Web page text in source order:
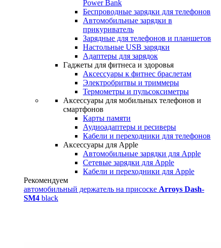
Power Bank
Беспроводные зарядки для телефонов
Автомобильные зарядки в
прикуриватель
Зарядные для телефонов и планшетов
Настольные USB зарядки
Адаптеры для зарядок
Гаджеты для фитнеса и здоровья
Аксессуары к фитнес браслетам
Электробритвы и триммеры
Термометры и пульсоксиметры
Аксессуары для мобильных телефонов и
смартфонов
Карты памяти
Аудиоадаптеры и ресиверы
Кабели и переходники для телефонов
Аксессуары для Apple
Автомобильные зарядки для Apple
Сетевые зарядки для Apple
Кабели и переходники для Apple
Рекомендуем
автомобильный держатель на присоске Arroys Dash-
SM4 black